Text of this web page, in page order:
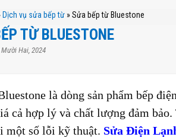
Dịch vụ sửa bếp từ »Sửa bếp từ Bluestone
TỪ BLUESTONE
Hai, 2024
là dòng sản phẩm bếp
cả hợp lý và chất lượng đảm
một số lỗi kỹ thuật. Sửa Điện